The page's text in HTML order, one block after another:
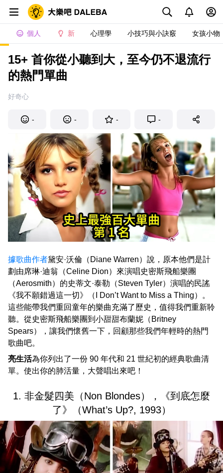
個人 新 心理學 小技巧與小訣竅 女孩小物
15+ 首你從小聽到大，至今仍不退流行
的熱門單曲
好奇心
- - - -
據歌曲作者黛安·沃倫（Diane Warren）說，原本他們是計
劃由席琳·迪翁（Celine Dion）來演唱史密斯飛船樂團
（Aerosmith）的史蒂文·泰勒（Steven Tyler）演唱的民謠
《我不願錯過這一切》（I Don’t Want to Miss a Thing）。
這些能帶我們重回童年的樂曲充滿了歷史，值得我們重新聆
聽。從史密斯飛船樂團到小甜甜布蘭妮（Britney
Spears），讓我們懷舊一下，回顧那些我們年輕時的熱門
歌曲吧。
亮生活為你列出了一份 90 年代和 21 世紀初的經典歌曲清
單。使出你的肺活量，大聲唱出來吧！
1. 非金髮四美（Non Blondes），《到底怎麼
了》（What’s Up?, 1993）